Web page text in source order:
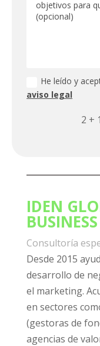
He leído y
aviso legal
2 +
IDEN
Consultoría
Desde 2015
desarrollo de
el marketing.
en sectores
(gestoras de
agencias de